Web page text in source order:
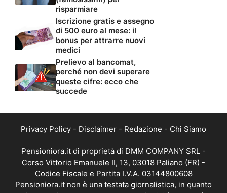
risparmiare
Iscrizione gratis e assegno
di 500 euro al mese: il
bonus per attrarre nuovi
medici
Prelievo al bancomat,
perché non devi superare
queste cifre: ecco che
succede
Privacy Policy - Disclaimer - Redazione - Chi Siamo
Pensioniora.it di proprietà di DMM COMPANY SRL -
Corso Vittorio Emanuele II, 13, 03018 Paliano (FR) -
Codice Fiscale e Partita I.V.A. 03144800608
Pensioniora.it non è una testata giornalistica, in quanto